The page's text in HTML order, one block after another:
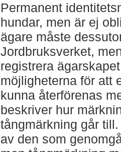
Permanent
hundar, men är ej
ägare måste
Jordbruksverket,
registrera
möjligheterna för att
kunna återförenas
beskriver hur
tångmärkning går
av den som